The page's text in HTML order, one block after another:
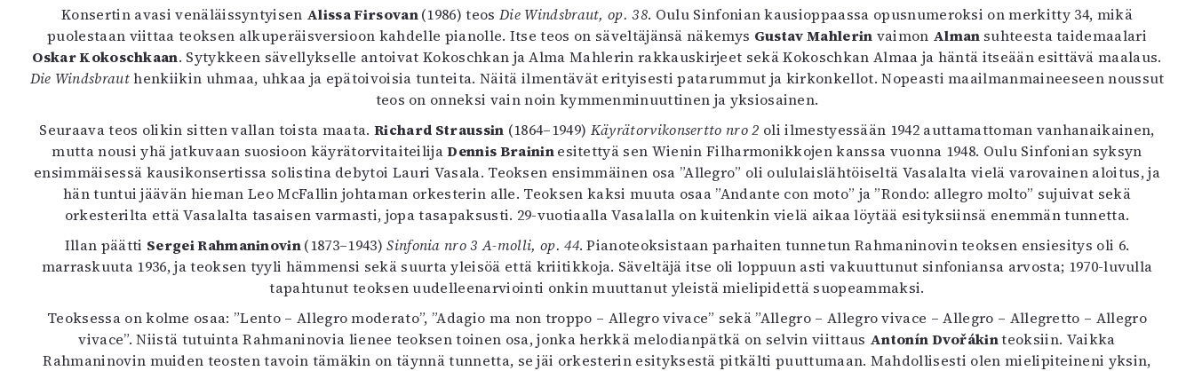
Arkisto
Konsertin avasi venäläissyntyisen Alissa Firsovan(1986) teos Die Windsbraut, op. 38. Oulu Sinfonian kausioppaassa opusnumeroksi on merkitty 34, mikä
puolestaan viittaa teoksen alkuperäisversioon kahdelle pianolle. Itse teos on säveltäjänsä näkemys Gustav Mahlerin vaimon Alman suhteesta taidemaalari
Oskar Kokoschkaan. Sytykkeen sävellykselle antoivat Kokoschkan ja Alma Mahlerin rakkauskirjeet sekä Kokoschkan Almaa ja häntä itseään esittävä maalaus.
Die Windsbrauthenkiikin uhmaa, uhkaa ja epätoivoisia tunteita. Näitä ilmentävät erityisesti patarummut ja kirkonkellot. Nopeasti maailmanmaineeseen noussut
teos on onneksi vain noin kymmenminuuttinen ja yksiosainen.
Seuraava teos olikin sitten vallan toista maata.Richard Straussin (1864–1949) Käyrätorvikonsertto nro 2 oli ilmestyessään 1942 auttamattoman vanhanaikainen,
mutta nousi yhä jatkuvaan suosioon käyrätorvitaiteilijaDennis Braininesitettyä sen Wienin Filharmonikkojen kanssa vuonna 1948. Oulu Sinfonian syksyn
ensimmäisessä kausikonsertissa solistina debytoi Lauri Vasala. Teoksen ensimmäinen osa ”Allegro” oli oululaislähtöiseltä Vasalalta vielä varovainen aloitus, ja
hän tuntui jäävän hieman Leo McFallin johtaman orkesterin alle. Teoksen kaksi muuta osaa ”Andante con moto” ja ”Rondo: allegro molto” sujuivat sekä
orkesterilta että Vasalalta tasaisen varmasti, jopa tasapaksusti. 29-vuotiaalla Vasalalla on kuitenkin vielä aikaa löytää esityksiinsä enemmän tunnetta.
Illan päätti Sergei Rahmaninovin(1873–1943)Sinfonia nro 3 A-molli, op. 44. Pianoteoksistaan parhaiten tunnetun Rahmaninovin teoksen ensiesitys oli 6.
marraskuuta 1936, ja teoksen tyyli hämmensi sekä suurta yleisöä että kriitikkoja. Säveltäjä itse oli loppuun asti vakuuttunut sinfoniansa arvosta; 1970-luvulla
tapahtunut teoksen uudelleenarviointi onkin muuttanut yleistä mielipidettä suopeammaksi.
Teoksessa on kolme osaa: ”Lento – Allegro moderato”, ”Adagio ma non troppo – Allegro vivace” sekä ”Allegro – Allegro vivace – Allegro – Allegretto – Allegro
vivace”. Niistä tutuinta Rahmaninovia lienee teoksen toinen osa, jonka herkkä melodianpätkä on selvin viittaus Antonín Dvořákinteoksiin. Vaikka
Rahmaninovin muiden teosten tavoin tämäkin on täynnä tunnetta, se jäi orkesterin esityksestä pitkälti puuttumaan. Mahdollisesti olen mielipiteineni yksin,